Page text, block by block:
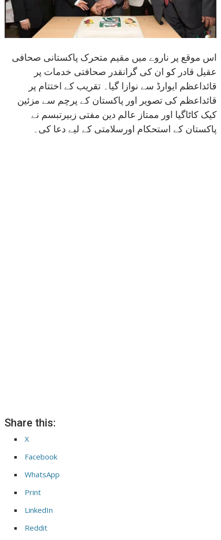
اس موقع پر ناروے میں مقیم متحرک پاکستانی صحافی
عقیل قادر کو ان کی گرانقدر صحافتی خدمات پر
قائداعظم ایوارڈ سے نوازا گیا۔ تقریب کے اختتام پر
قائداعظم کی تصویر اور پاکستان کے پرچم سے مزئین
کیک کاٹاگیا اور ممتاز عالم دین مفتی زبیرتبسم نے
پاکستان کے استحکام اورسلامتی کے لیے دعا کی۔
Share this:
X
Facebook
WhatsApp
Print
LinkedIn
Reddit